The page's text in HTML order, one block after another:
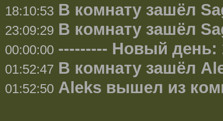
18:10:53 В комнату зашёл
23:09:29 В комнату зашёл
00:00:00 --------- Новый день:
01:52:47 В комнату зашёл
01:52:50 Aleks вышел из